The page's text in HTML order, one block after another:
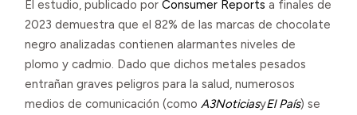
El estudio, publicado porConsumer Reports a finales de
2023 demuestra que el 82% de las marcas de chocolate
negro analizadas contienen alarmantes niveles de
plomo y cadmio. Dado que dichos metales pesados
entrañan graves peligros para la salud, numerosos
medios de comunicación (comoA3NoticiasyEl País) se